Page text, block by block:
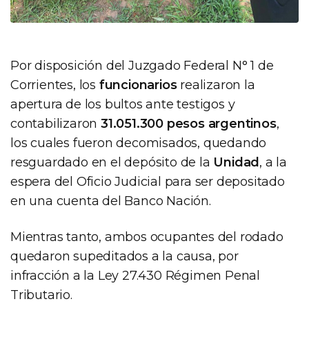
Por disposición del Juzgado Federal N° 1 de
Corrientes, los funcionariosrealizaron la
apertura de los bultos ante testigos y
contabilizaron31.051.300 pesos argentinos,
los cuales fueron decomisados, quedando
resguardado en el depósito de la Unidad, a la
espera del Oficio Judicial para ser depositado
en una cuenta del Banco Nación.
Mientras tanto, ambos ocupantes del rodado
quedaron supeditados a la causa, por
infracción a la Ley 27.430 Régimen Penal
Tributario.